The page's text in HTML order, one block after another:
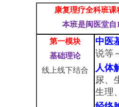
康复理疗全科班课
本班是闽医堂自
第一模块
基础理论
线上线下结合
中医
说等
人体
尿、
生理